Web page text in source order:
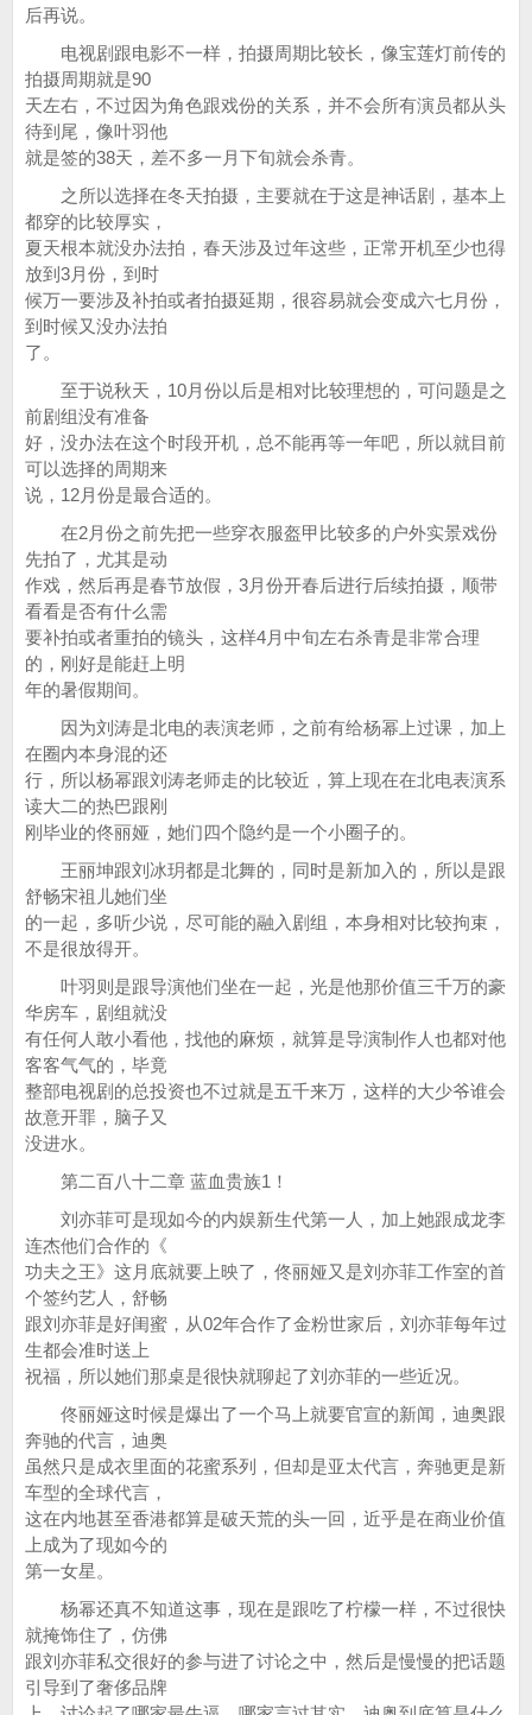
后再说。
电视剧跟电影不一样，拍摄周期比较长，像宝莲灯前传的
拍摄周期就是90
天左右，不过因为角色跟戏份的关系，并不会所有演员都从头
待到尾，像叶羽他
就是签的38天，差不多一月下旬就会杀青。
之所以选择在冬天拍摄，主要就在于这是神话剧，基本上
都穿的比较厚实，
夏天根本就没办法拍，春天涉及过年这些，正常开机至少也得
放到3月份，到时
候万一要涉及补拍或者拍摄延期，很容易就会变成六七月份，
到时候又没办法拍
了。
至于说秋天，10月份以后是相对比较理想的，可问题是之
前剧组没有准备
好，没办法在这个时段开机，总不能再等一年吧，所以就目前
可以选择的周期来
说，12月份是最合适的。
在2月份之前先把一些穿衣服盔甲比较多的户外实景戏份
先拍了，尤其是动
作戏，然后再是春节放假，3月份开春后进行后续拍摄，顺带
看看是否有什么需
要补拍或者重拍的镜头，这样4月中旬左右杀青是非常合理
的，刚好是能赶上明
年的暑假期间。
因为刘涛是北电的表演老师，之前有给杨幂上过课，加上
在圈内本身混的还
行，所以杨幂跟刘涛老师走的比较近，算上现在在北电表演系
读大二的热巴跟刚
刚毕业的佟丽娅，她们四个隐约是一个小圈子的。
王丽坤跟刘冰玥都是北舞的，同时是新加入的，所以是跟
舒畅宋祖儿她们坐
的一起，多听少说，尽可能的融入剧组，本身相对比较拘束，
不是很放得开。
叶羽则是跟导演他们坐在一起，光是他那价值三千万的豪
华房车，剧组就没
有任何人敢小看他，找他的麻烦，就算是导演制作人也都对他
客客气气的，毕竟
整部电视剧的总投资也不过就是五千来万，这样的大少爷谁会
故意开罪，脑子又
没进水。
第二百八十二章 蓝血贵族1！
刘亦菲可是现如今的内娱新生代第一人，加上她跟成龙李
连杰他们合作的《
功夫之王》这月底就要上映了，佟丽娅又是刘亦菲工作室的首
个签约艺人，舒畅
跟刘亦菲是好闺蜜，从02年合作了金粉世家后，刘亦菲每年过
生都会准时送上
祝福，所以她们那桌是很快就聊起了刘亦菲的一些近况。
佟丽娅这时候是爆出了一个马上就要官宣的新闻，迪奥跟
奔驰的代言，迪奥
虽然只是成衣里面的花蜜系列，但却是亚太代言，奔驰更是新
车型的全球代言，
这在内地甚至香港都算是破天荒的头一回，近乎是在商业价值
上成为了现如今的
第一女星。
杨幂还真不知道这事，现在是跟吃了柠檬一样，不过很快
就掩饰住了，仿佛
跟刘亦菲私交很好的参与进了讨论之中，然后是慢慢的把话题
引导到了奢侈品牌